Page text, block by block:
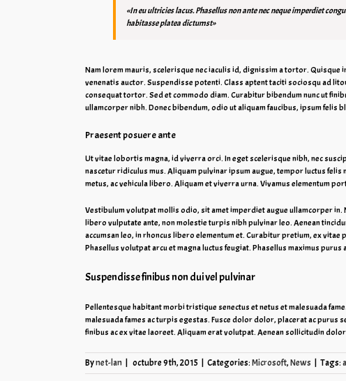
«In eu ultricies lacus. Phasellus non ante nec neque imperdiet
habitasse platea dictumst»
Nam lorem mauris, scelerisque nec iaculis id, dignissim a tortor.
venenatis auctor. Suspendisse potenti. Class aptent taciti sociosqu ad
consequat tortor. Sed et commodo diam. Curabitur bibendum nunc ut
ullamcorper nibh. Donec bibendum, odio ut aliquam faucibus, ipsum felis
Praesent posuere ante
Ut vitae lobortis magna, id viverra orci. In eget scelerisque nibh, nec
nascetur ridiculus mus. Aliquam pulvinar ipsum augue, tempor luctus
metus, ac vehicula libero. Aliquam et viverra urna. Vivamus elementum
Vestibulum volutpat mollis odio, sit amet imperdiet augue ullamcorper
libero vulputate ante, non molestie turpis nibh pulvinar leo. Aenean
accumsan leo, in rhoncus libero elementum et. Curabitur pretium, ex
Phasellus volutpat arcu et magna luctus feugiat. Phasellus maximus purus
Suspendisse finibus non dui vel pulvinar
Pellentesque habitant morbi tristique senectus et netus et malesuada
malesuada fames ac turpis egestas. Fusce dolor dolor, placerat ac
finibus ac ex vitae laoreet. Aliquam erat volutpat. Aenean sollicitudin
Bynet-lan | octubre 9th, 2015 | Categories:Microsoft,News | Tags: